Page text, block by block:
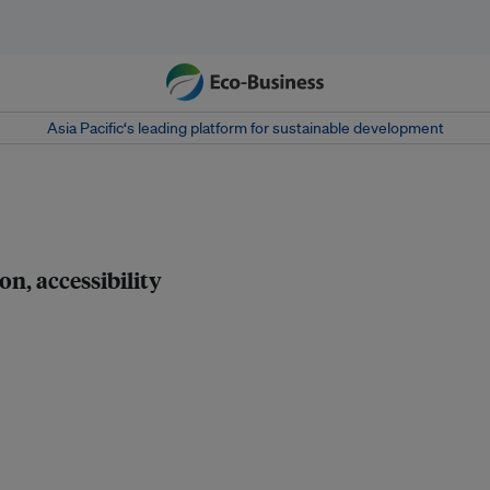
Asia Pacific‘s leading platform for sustainable development
accessibility